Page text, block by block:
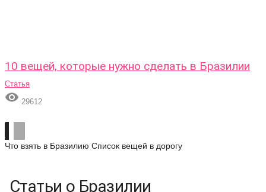
10 вещей, которые нужно сделать в Бразилии
Статья
 29612
Что взять в Бразилию Список вещей в дорогу
Статьи о Бразилии